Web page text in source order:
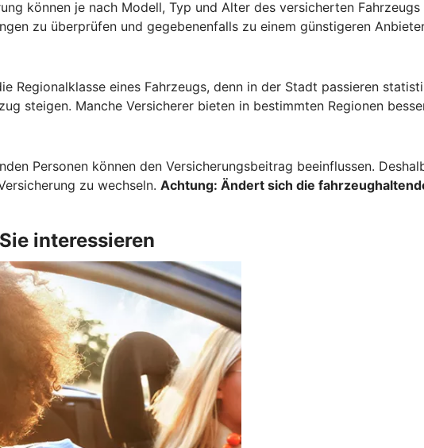
können je nach Modell, Typ und Alter des versicherten
zu überprüfen und gegebenenfalls zu einem günstigeren
Regionalklasse eines Fahrzeugs, denn in der Stadt passieren
steigen. Manche Versicherer bieten in bestimmten Regionen
Personen können den Versicherungsbeitrag beeinflussen.
zu wechseln. Achtung: Ändert sich die
interessieren